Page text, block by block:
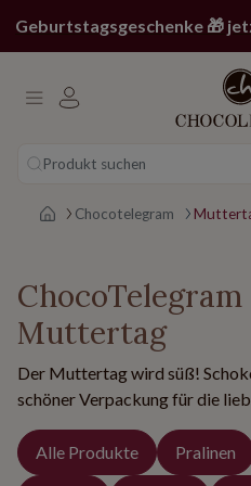
Geburtstagsgeschenke 🎁
Produkt suchen
Main page
Chocotelegram
Muttertag
Der Muttertag wird süß!
schöner Verpackung für die
Alle Produkte Pralinen